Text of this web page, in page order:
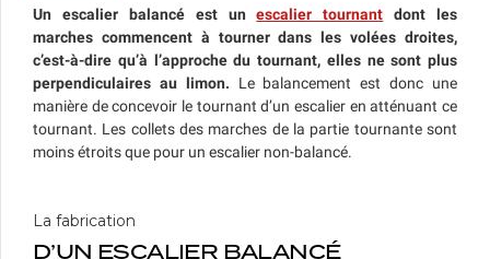
Un escalier balancé est unescalier tournant dont les
marches commencent à tourner dans les volées droites,
c’est-à-dire qu’à l’approche du tournant, elles ne sont plus
perpendiculaires au limon. Le balancement est donc une
manière de concevoir le tournant d’un escalier en atténuant ce
tournant. Les collets des marches de la partie tournante sont
moins étroits que pour un escalier non-balancé.
La fabrication
D’UN ESCALIER BALANCÉ